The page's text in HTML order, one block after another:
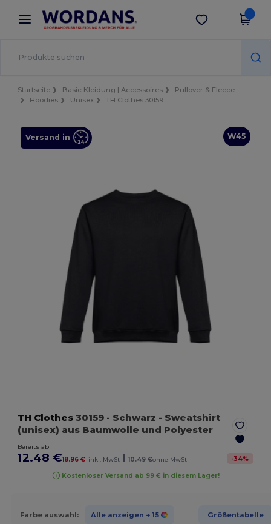
× Wordans App
Bessere Preise in der App!
App holen
Startseite Basic Kleidung | Accessoires
Pullover & Fleece
Hoodies
Unisex TH Clothes 30159
W45
Versand in
TH Clothes 30159 - Schwarz - Sweatshirt
(unisex) aus Baumwolle und Polyester
Bereits ab
12.48 €18.96 € inkl. MwSt | 10.49 €ohne MwSt -34%
Kostenloser Versand ab 99 € in diesem Lager!
Farbe auswahl: Alle anzeigen + 15 Größentabelle